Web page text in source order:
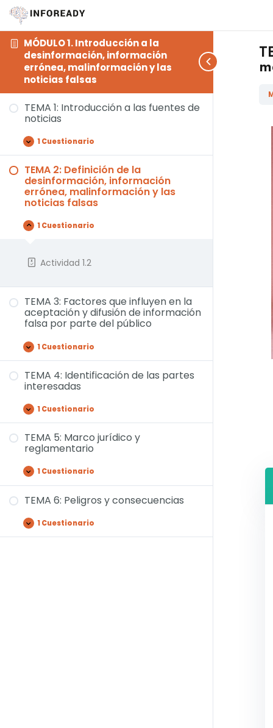
MÓDULO 1. Introducción a la
desinformación, información
errónea, malinformación y las
noticias falsas
TEMA 1: Introducción a las fuentes de
noticias
1 Cuestionario
TEMA 2: Definición de la
desinformación, información
errónea, malinformación y las
noticias falsas
1 Cuestionario
Actividad 1.2
TEMA 3: Factores que influyen en la
aceptación y difusión de información
falsa por parte del público
1 Cuestionario
TEMA 4: Identificación de las partes
interesadas
1 Cuestionario
TEMA 5: Marco jurídico y
reglamentario
1 Cuestionario
TEMA 6: Peligros y consecuencias
1 Cuestionario